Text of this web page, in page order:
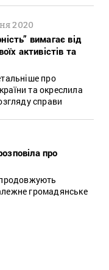
2020
вимагає від
активістів та
про
та окреслила
справи
про
громадянське